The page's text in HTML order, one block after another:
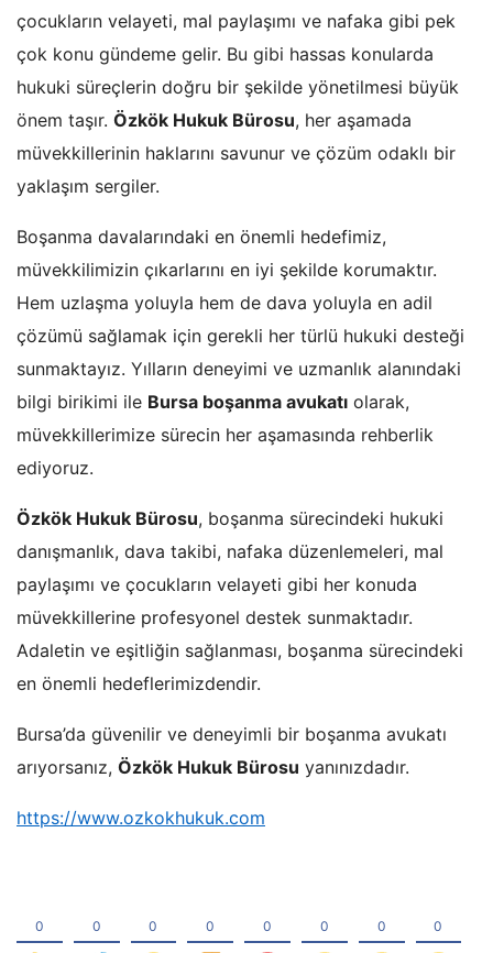
çocukların velayeti, mal paylaşımı ve nafaka gibi pek
çok konu gündeme gelir. Bu gibi hassas konularda
hukuki süreçlerin doğru bir şekilde yönetilmesi büyük
önem taşır. Özkök Hukuk Bürosu, her aşamada
müvekkillerinin haklarını savunur ve çözüm odaklı bir
yaklaşım sergiler.
Boşanma davalarındaki en önemli hedefimiz,
müvekkilimizin çıkarlarını en iyi şekilde korumaktır.
Hem uzlaşma yoluyla hem de dava yoluyla en adil
çözümü sağlamak için gerekli her türlü hukuki desteği
sunmaktayız. Yılların deneyimi ve uzmanlık alanındaki
bilgi birikimi ile Bursa boşanma avukatı olarak,
müvekkillerimize sürecin her aşamasında rehberlik
ediyoruz.
Özkök Hukuk Bürosu, boşanma sürecindeki hukuki
danışmanlık, dava takibi, nafaka düzenlemeleri, mal
paylaşımı ve çocukların velayeti gibi her konuda
müvekkillerine profesyonel destek sunmaktadır.
Adaletin ve eşitliğin sağlanması, boşanma sürecindeki
en önemli hedeflerimizdendir.
Bursa’da güvenilir ve deneyimli bir boşanma avukatı
arıyorsanız, Özkök Hukuk Bürosu yanınızdadır.
https://www.ozkokhukuk.com